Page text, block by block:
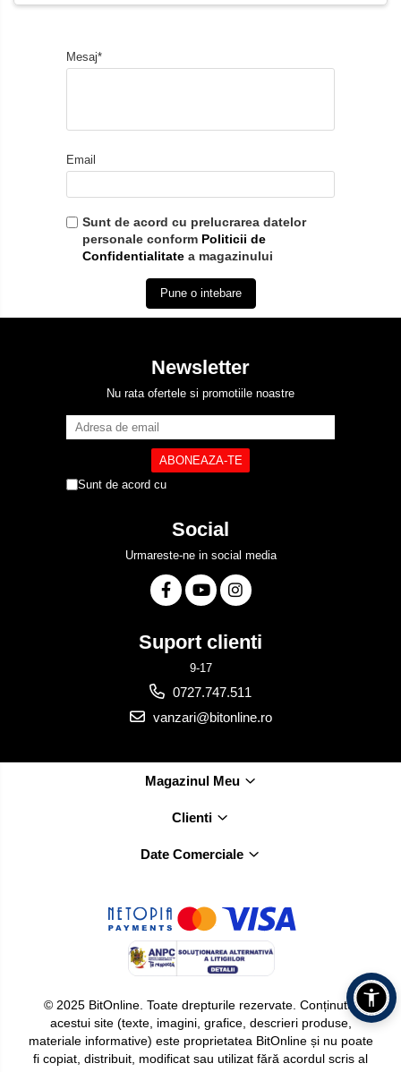
Mesaj*
Email
Sunt de acord cu prelucrarea datelor
personale conform Politicii de
Confidentialitate a magazinului
Pune o intebare
Newsletter
Nu rata ofertele si promotiile noastre
Sunt de acord cu
Social
Urmareste-ne in social media
Suport clienti
9-17
0727.747.511
vanzari@bitonline.ro
Magazinul Meu
Clienti
Date Comerciale
© 2025 BitOnline. Toate drepturile rezervate. Conținutul
acestui site (texte, imagini, grafice, descrieri produse,
materiale informative) este proprietatea BitOnline și nu poate
fi copiat, distribuit, modificat sau utilizat fără acordul scris al